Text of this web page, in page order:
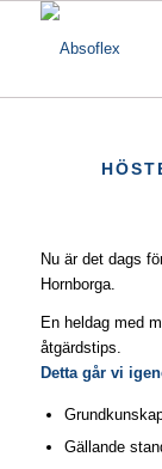
Nu är det dags
Hornborga.
En heldag med
åtgärdstips.
Detta går vi
Gällande